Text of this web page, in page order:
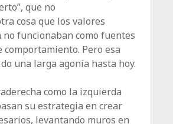
que no
cosa que los valores
no funcionaban como fuentes
comportamiento. Pero esa
una larga agonía hasta hoy.
como la izquierda
su estrategia en crear
levantando muros en